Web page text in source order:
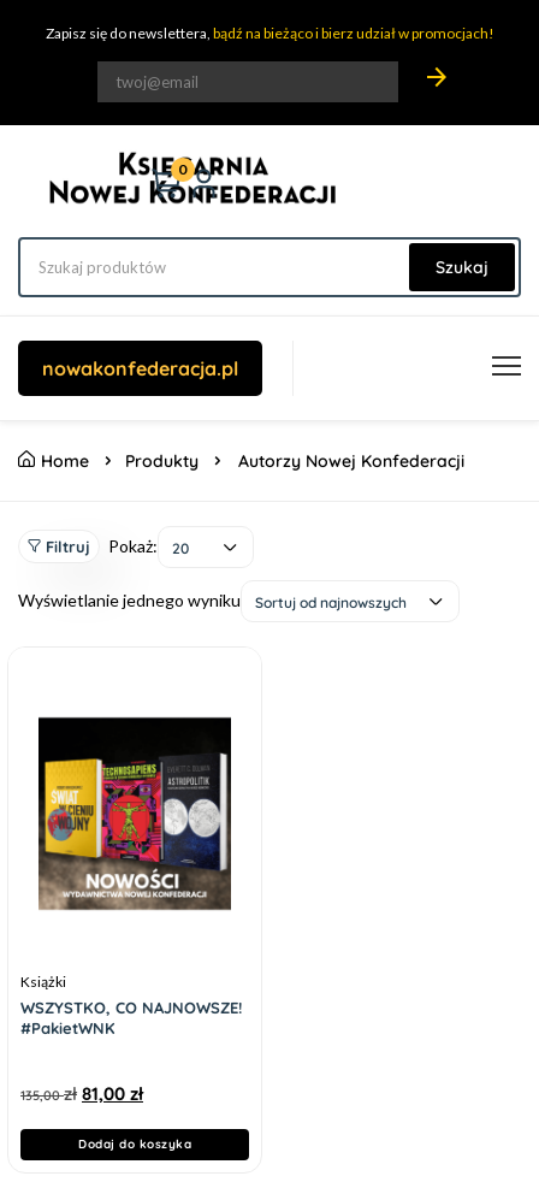
Zapisz się do newslettera, bądź na bieżąco i bierz udział w promocjach!
arrow_forward
0
Szukaj
nowakonfederacja.pl
Home Produkty Autorzy Nowej Konfederacji
Filtruj Pokaż: 20
Wyświetlanie jednego wyniku Sortuj od najnowszych
Książki
WSZYSTKO, CO NAJNOWSZE!
#PakietWNK
135,00zł 81,00 zł
Dodaj do koszyka